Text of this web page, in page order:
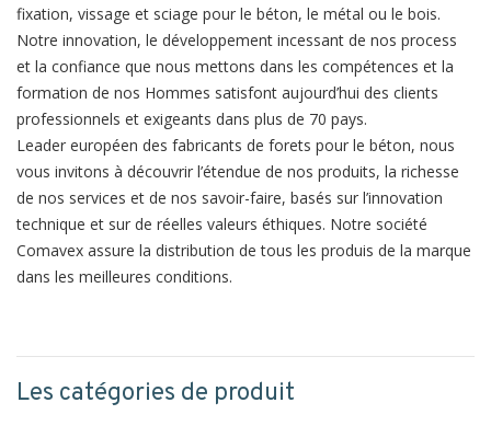
fixation, vissage et sciage pour le béton, le métal ou le bois.
Notre innovation, le développement incessant de nos process
et la confiance que nous mettons dans les compétences et la
formation de nos Hommes satisfont aujourd’hui des clients
professionnels et exigeants dans plus de 70 pays.
Leader européen des fabricants de forets pour le béton, nous
vous invitons à découvrir l’étendue de nos produits, la richesse
de nos services et de nos savoir-faire, basés sur l’innovation
technique et sur de réelles valeurs éthiques. Notre société
Comavex assure la distribution de tous les produis de la marque
dans les meilleures conditions.
Les catégories de produit